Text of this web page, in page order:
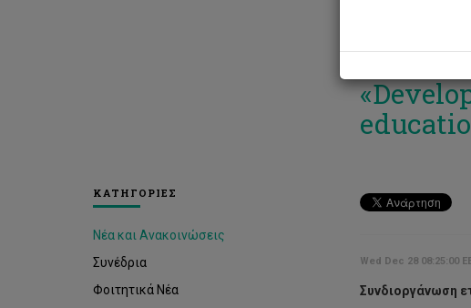
ΚΑΤΗΓΟΡΙΕΣ
Νέα και Ανακοινώσεις
Συνέδρια
Φοιτητικά Νέα
Wed Dec 28 08:25:00
Συνδιοργάνωση